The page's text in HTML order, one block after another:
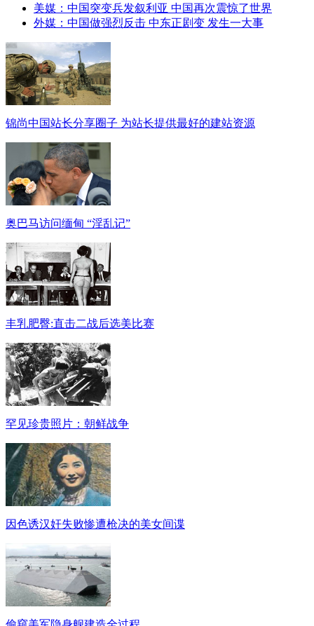
美媒：中国突变兵发叙利亚 中国再次震惊了世界
外媒：中国做强烈反击 中东正剧变 发生一大事
锦尚中国站长分享圈子 为站长提供最好的建站资源
奥巴马访问缅甸 “淫乱记”
丰乳肥臀:直击二战后选美比赛
罕见珍贵照片：朝鲜战争
因色诱汉奸失败惨遭枪决的美女间谍